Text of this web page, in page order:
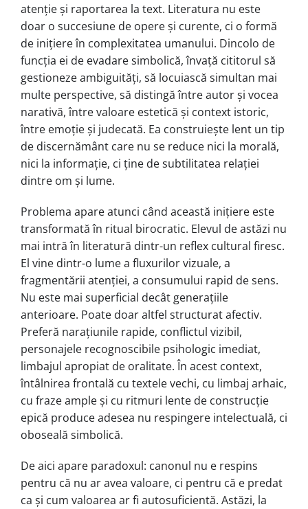
atenție și raportarea la text. Literatura nu este
doar o succesiune de opere și curente, ci o formă
de inițiere în complexitatea umanului. Dincolo de
funcția ei de evadare simbolică, învață cititorul să
gestioneze ambiguități, să locuiască simultan mai
multe perspective, să distingă între autor și vocea
narativă, între valoare estetică și context istoric,
între emoție și judecată. Ea construiește lent un tip
de discernământ care nu se reduce nici la morală,
nici la informație, ci ține de subtilitatea relației
dintre om și lume.
Problema apare atunci când această inițiere este
transformată în ritual birocratic. Elevul de astăzi nu
mai intră în literatură dintr-un reflex cultural firesc.
El vine dintr-o lume a fluxurilor vizuale, a
fragmentării atenției, a consumului rapid de sens.
Nu este mai superficial decât generațiile
anterioare. Poate doar altfel structurat afectiv.
Preferă narațiunile rapide, conflictul vizibil,
personajele recognoscibile psihologic imediat,
limbajul apropiat de oralitate. În acest context,
întâlnirea frontală cu textele vechi, cu limbaj arhaic,
cu fraze ample și cu ritmuri lente de construcție
epică produce adesea nu respingere intelectuală, ci
oboseală simbolică.
De aici apare paradoxul: canonul nu e respins
pentru că nu ar avea valoare, ci pentru că e predat
ca și cum valoarea ar fi autosuficientă. Astăzi, la